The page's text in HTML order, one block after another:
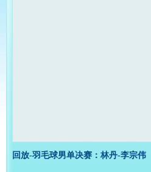
回放-羽毛球男单决赛：林丹-李宗伟